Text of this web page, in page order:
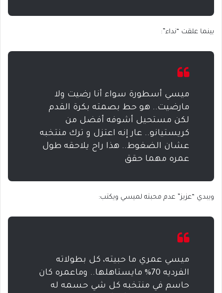
بينما علقت “نداء”:
ميسي أسطورة سواء أنا رضيت ولا
مارضيت.. هو حط بصمته بكرة القدم
لكن مستحيل أشوفه أفضل من
كريستيانو.. عار إنه اعتزل و ترك منتخبه
عشان الضغوط.. هذا راح يلاحقه طول
عمره مهما حقق
ويبدي “عزيز” عدم محبته لميسي ويكتب:
ميسي عمري ما حبيته، كل بطولاته
الفرديه 70% مايستاهلها.. وماعمره كان
حاسم في منتخبه كل شي حسمه له